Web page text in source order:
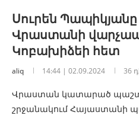
Սուրեն
Վրաստանի
Կոբախիձեի հետ
aliq 14:44 | 02.09.2024 36
Վրաստան կատարած
շրջանակում Հայաստանի